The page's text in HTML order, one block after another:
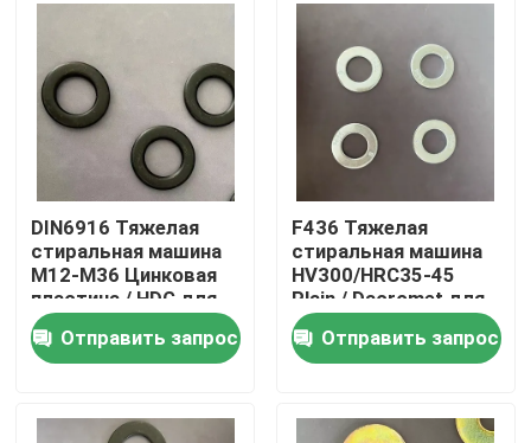
Главная страница
Продукция
О Компании
DIN6916 Тяжелая
стиральная машина
M12-M36 Цинковая
пластина / HDG для
изготовления стали
Отправить запрос
F436 Тяжелая
стиральная машина
HV300/HRC35-45
Plain / Dacromet для
инфраструктурных
проектов
Отправить запрос